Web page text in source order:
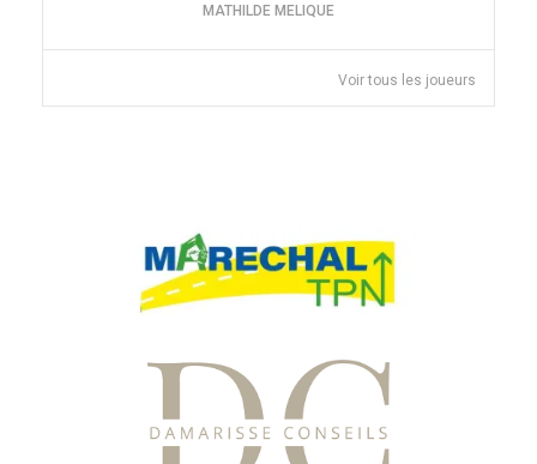
MATHILDE MELIQUE
Voir tous les joueurs